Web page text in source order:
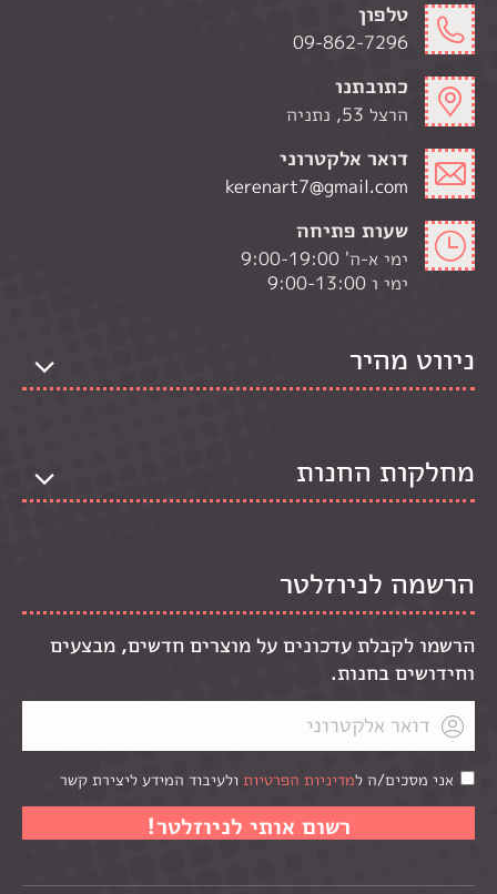
טלפון
09-862-7296
כתובתנו
הרצל 53, נתניה
דואר אלקטרוני
kerenart7@gmail.com
שעות פתיחה
ימי א-ה' 9:00-19:00
ימי ו 9:00-13:00
ניווט מהיר
מחלקות החנות
הרשמה לניוזלטר
הרשמו לקבלת עדכונים על מוצרים חדשים, מבצעים
וחידושים בחנות.
אני מסכים/ה למדיניות הפרטיות ולעיבוד המידע ליצירת קשר